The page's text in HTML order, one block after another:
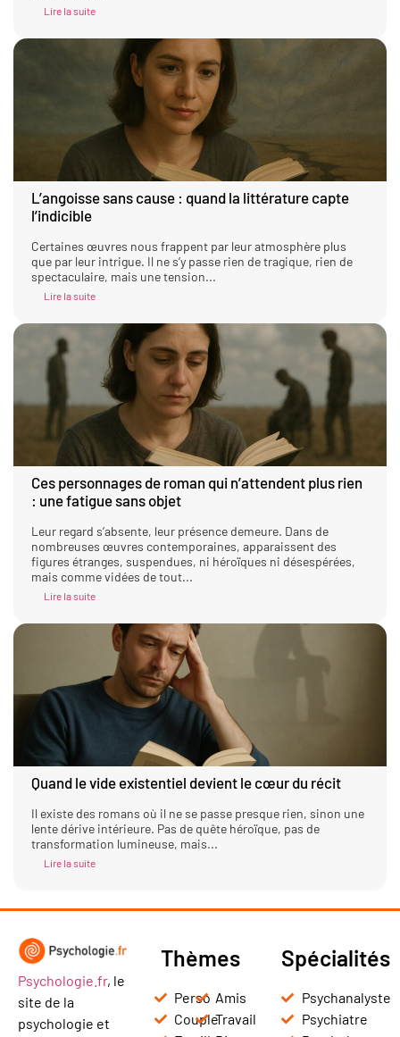
Lire la suite
L’angoisse sans cause : quand la littérature capte
l’indicible
Certaines œuvres nous frappent par leur atmosphère plus
que par leur intrigue. Il ne s’y passe rien de tragique, rien de
spectaculaire, mais une tension...
Lire la suite
Ces personnages de roman qui n’attendent plus rien
: une fatigue sans objet
Leur regard s’absente, leur présence demeure. Dans de
nombreuses œuvres contemporaines, apparaissent des
figures étranges, suspendues, ni héroïques ni désespérées,
mais comme vidées de tout...
Lire la suite
Quand le vide existentiel devient le cœur du récit
Il existe des romans où il ne se passe presque rien, sinon une
lente dérive intérieure. Pas de quête héroïque, pas de
transformation lumineuse, mais...
Lire la suite
Psychologie.fr, le
site de la
psychologie et
Thèmes
Perso
Couple
Amis
Travail
Spécialités
Psychanalyste
Psychiatre